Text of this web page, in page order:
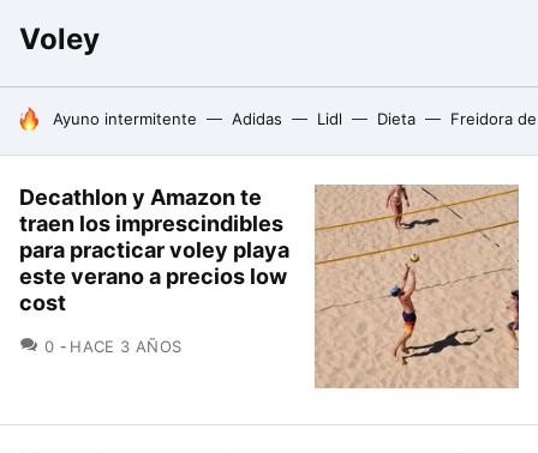
Voley
HOY SE HABLA DE
Ayuno intermitente Adidas Lidl Dieta Freidora
Decathlon y Amazon te
traen los imprescindibles
para practicar voley playa
este verano a precios low
cost
0 COMENTARIOS
HACE 3 AÑOS